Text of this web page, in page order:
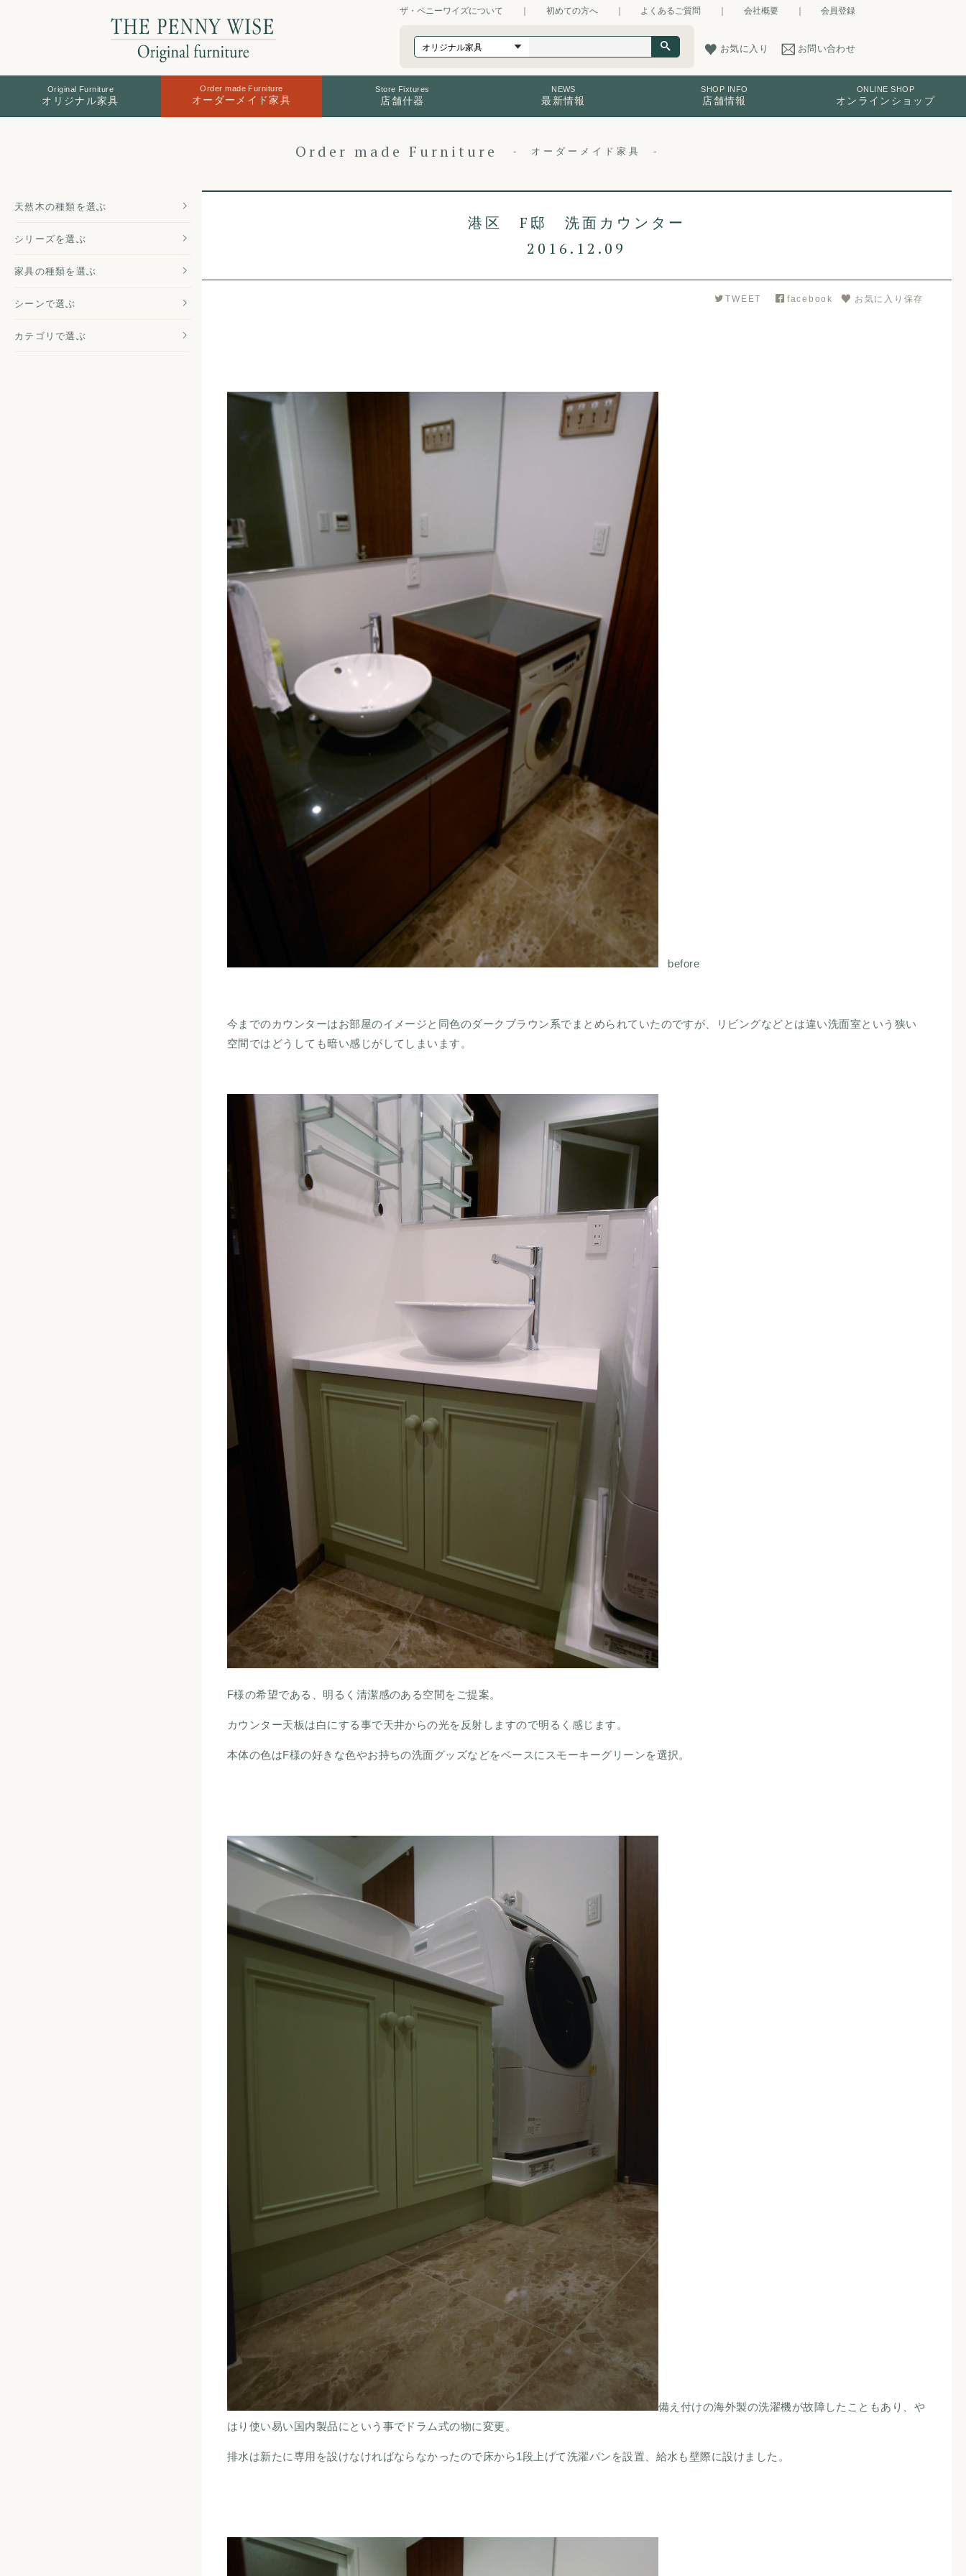
ザ・ペニーワイズについて 初めての方へ よくあるご質問 会社概要 会員登録
お気に入り お問い合わせ
Original Furniture
オリジナル家具
Order made Furniture
オーダーメイド家具
Store Fixtures
店舗什器
NEWS
最新情報
SHOP INFO
店舗情報
ONLINE SHOP
オンラインショップ
Order made Furniture オーダーメイド家具
天然木の種類を選ぶ
シリーズを選ぶ
家具の種類を選ぶ
シーンで選ぶ
カテゴリで選ぶ
港区 F邸 洗面カウンター
2016.12.09
TWEET facebook お気に入り保存
before
今までのカウンターはお部屋のイメージと同色のダークブラウン系でまとめられていたのですが、リビングなどとは違い洗面室という狭い
空間ではどうしても暗い感じがしてしまいます。
F様の希望である、明るく清潔感のある空間をご提案。
カウンター天板は白にする事で天井からの光を反射しますので明るく感じます。
本体の色はF様の好きな色やお持ちの洗面グッズなどをベースにスモーキーグリーンを選択。
備え付けの海外製の洗濯機が故障したこともあり、や
はり使い易い国内製品にという事でドラム式の物に変更。
排水は新たに専用を設けなければならなかったので床から1段上げて洗濯パンを設置、給水も壁際に設けました。